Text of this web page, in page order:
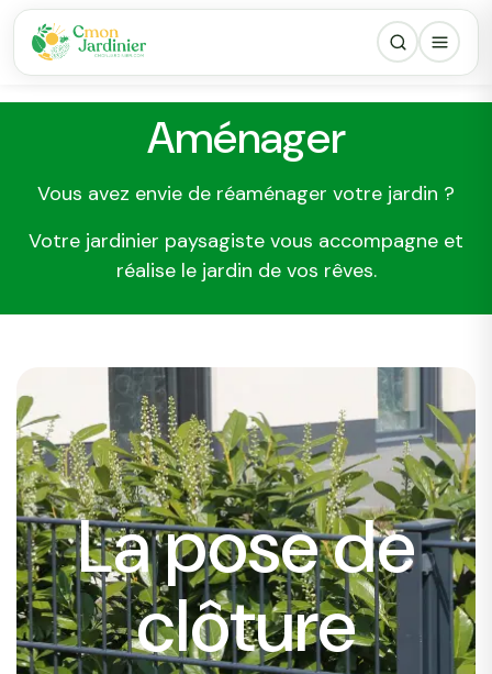
Aménager
Vous avez envie de réaménager votre jardin ?
Votre jardinier paysagiste vous accompagne et
réalise le jardin de vos rêves.
La pose de
clôture